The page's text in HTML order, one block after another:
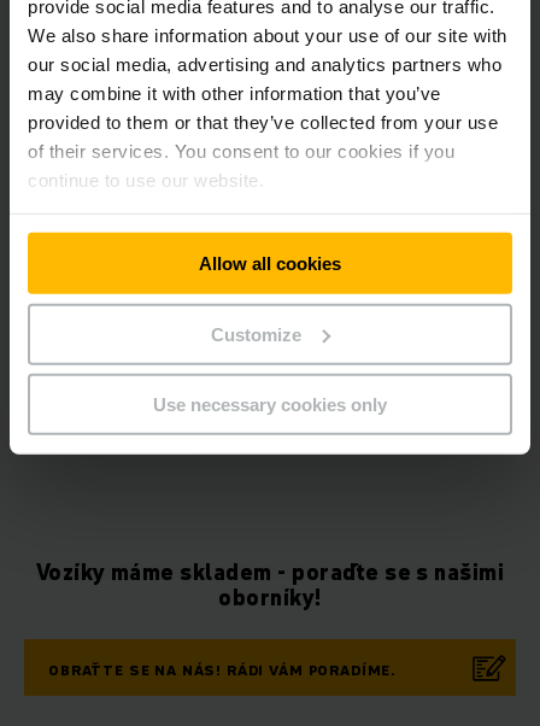
provide social media features and to analyse our traffic.
We also share information about your use of our site with
our social media, advertising and analytics partners who
may combine it with other information that you’ve
provided to them or that they’ve collected from your use
of their services. You consent to our cookies if you
continue to use our website.
Allow all cookies
Customize
Use necessary cookies only
Vložený obsah vyžaduje souhlas.
Bohužel tento obsah není k dispozici v
důsledku aktuálních cookies preferencí.
Přijměte prosím „marketingové“ cookies k
zobrazení tohoto obsahu.
Vozíky máme skladem - poraďte se s našimi
oborníky!
OBRAŤTE SE NA NÁS! RÁDI VÁM PORADÍME.